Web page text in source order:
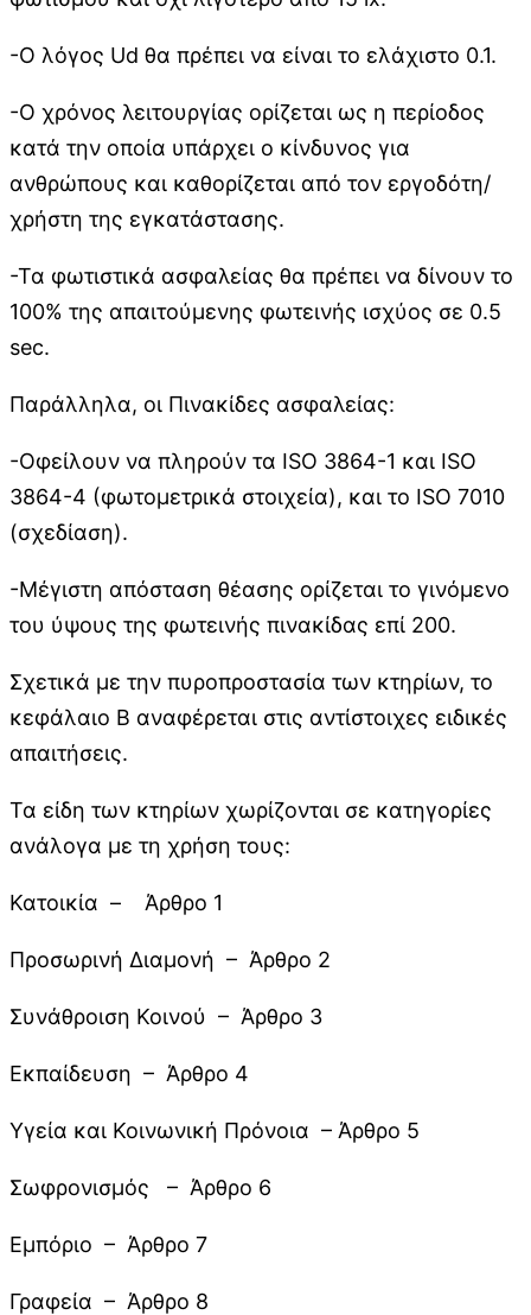
-Ο λόγος Ud θα πρέπει να είναι το ελάχιστο 0.1.
-Ο χρόνος λειτουργίας ορίζεται ως η περίοδος
κατά την οποία υπάρχει ο κίνδυνος για
ανθρώπους και καθορίζεται από τον εργοδότη/
χρήστη της εγκατάστασης.
-Τα φωτιστικά ασφαλείας θα πρέπει να δίνουν το
100% της απαιτούμενης φωτεινής ισχύος σε 0.5
sec.
Παράλληλα, οι Πινακίδες ασφαλείας:
-Οφείλουν να πληρούν τα ISO 3864-1 και ISO
3864-4 (φωτομετρικά στοιχεία), και το ISO 7010
(σχεδίαση).
-Μέγιστη απόσταση θέασης ορίζεται το γινόμενο
του ύψους της φωτεινής πινακίδας επί 200.
Σχετικά με την πυροπροστασία των κτηρίων, το
κεφάλαιο Β αναφέρεται στις αντίστοιχες ειδικές
απαιτήσεις.
Τα είδη των κτηρίων χωρίζονται σε κατηγορίες
ανάλογα με τη χρήση τους:
Κατοικία – Άρθρο 1
Προσωρινή Διαμονή – Άρθρο 2
Συνάθροιση Κοινού – Άρθρο 3
Εκπαίδευση – Άρθρο 4
Υγεία και Κοινωνική Πρόνοια – Άρθρο 5
Σωφρονισμός – Άρθρο 6
Εμπόριο – Άρθρο 7
Γραφεία – Άρθρο 8